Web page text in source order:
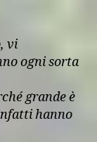
vi
ogni sorta
grande è
hanno